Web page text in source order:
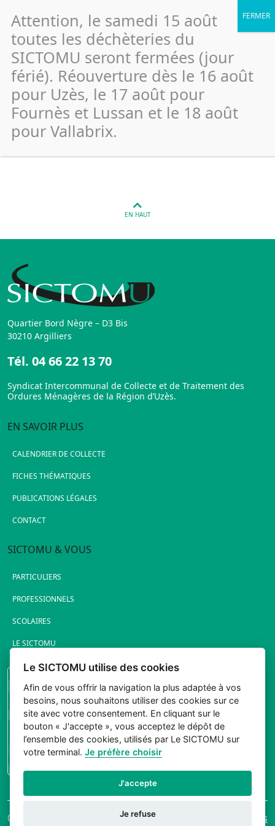
Saint Quentin La Poterie –
Avenue François Jean (Papiers)
Publié le 26 janvier 2022
EN HAUT
Quartier Bord Nègre – D3 Bis
30210 Argilliers
Tél. 04 66 22 13 70
Syndicat Intercommunal de Collecte et de Traitement des
Ordures Ménagères de la Région d’Uzès.
EN SAVOIR PLUS
CALENDRIER DE COLLECTE
FICHES THÉMATIQUES
PUBLICATIONS LÉGALES
CONTACT
SICTOMU & VOUS
PARTICULIERS
PROFESSIONNELS
SCOLAIRES
LE SICTOMU
PORTAIL ÉLUS
CONNEXION
© 2026 Sictomu. Tout
Mentions légales
Attention, le samedi 15 août
toutes les déchèteries du
SICTOMU seront fermées (jour
férié). Réouverture dès le 16 août
pour Uzès, le 17 août pour
Fournès et Lussan et le 18 août
pour Vallabrix.
Le SICTOMU utilise des cookies
Afin de vous offrir la navigation la plus adaptée à vos
besoins, nous souhaitons utiliser des cookies sur ce
site avec votre consentement. En cliquant sur le
bouton « J'accepte », vous acceptez le dépôt de
l’ensemble des cookies, utilisés par Le SICTOMU sur
votre terminal.Je préfère choisir
J'accepte
Je refuse